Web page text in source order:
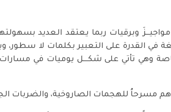
وبرقيات ربما يعتقد العديد
في القدرة على التعبير بكلمات لا سطور،
وهي تأتي على شكـــل يوميات في مسارات